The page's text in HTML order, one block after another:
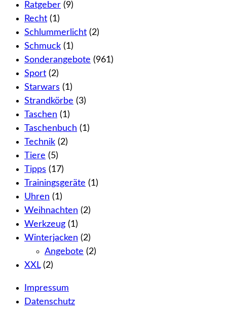
Ratgeber (9)
Recht (1)
Schlummerlicht (2)
Schmuck (1)
Sonderangebote (961)
Sport (2)
Starwars (1)
Strandkörbe (3)
Taschen (1)
Taschenbuch (1)
Technik (2)
Tiere (5)
Tipps (17)
Trainingsgeräte (1)
Uhren (1)
Weihnachten (2)
Werkzeug (1)
Winterjacken (2)
Angebote (2)
XXL(2)
Impressum
Datenschutz